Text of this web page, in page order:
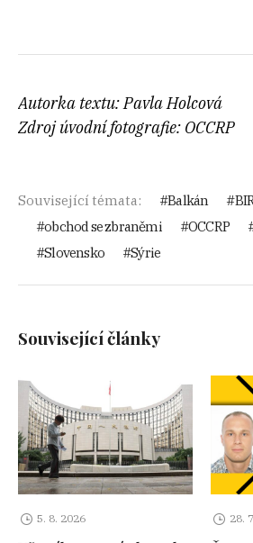
Autorka textu: Pavla Holcová
Zdroj úvodní fotografie: OCCRP
Související témata: Balkán
obchod se zbraněmi
OCCRP
Slovensko
Sýrie
Související články
5. 8. 2026 28.